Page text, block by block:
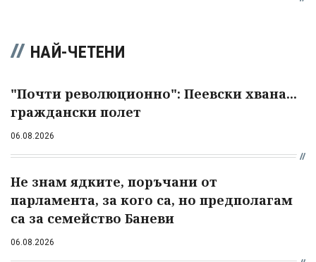
НАЙ-ЧЕТЕНИ
"Почти революционно": Пеевски хвана...
граждански полет
06.08.2026
Не знам ядките, поръчани от
парламента, за кого са, но предполагам
са за семейство Баневи
06.08.2026